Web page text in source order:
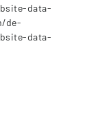
data-
de-
data-